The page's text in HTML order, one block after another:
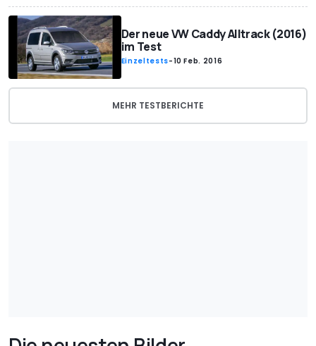
Der neue VW Caddy Alltrack (2016)
im Test
Einzeltests-10 Feb. 2016
MEHR TESTBERICHTE